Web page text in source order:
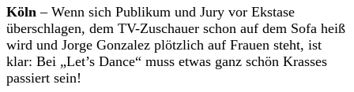
Köln – Wenn sich Publikum und Jury vor Ekstase
überschlagen, dem TV-Zuschauer schon auf dem Sofa heiß
wird und Jorge Gonzalez plötzlich auf Frauen steht, ist
klar: Bei „Let’s Dance“ muss etwas ganz schön Krasses
passiert sein!